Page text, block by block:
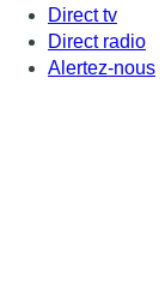
Direct tv
Direct radio
Alertez-nous